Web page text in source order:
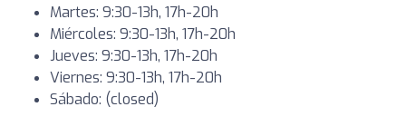
Martes: 9:30-13h, 17h-20h
Miércoles: 9:30-13h, 17h-20h
Jueves: 9:30-13h, 17h-20h
Viernes: 9:30-13h, 17h-20h
Sábado: (closed)